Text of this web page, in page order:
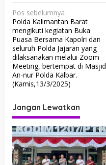
N
a
v
i
g
a
i
p
o
s
Pos sebelumnya
Polda Kalimantan Barat
mengikuti kegiatan Buka
Puasa Bersama Kapolri dan
seluruh Polda Jajaran yang
dilaksanakan melalui Zoom
Meeting, bertempat di Masjid
An-nur Polda Kalbar.
(Kamis,13/3/2025)
Jangan Lewatkan